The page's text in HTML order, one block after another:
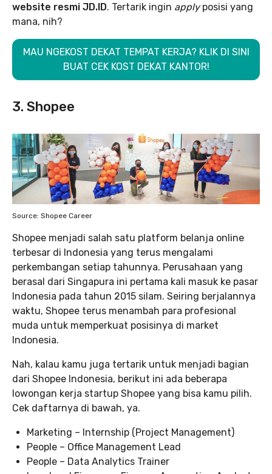
website resmi JD.ID. Tertarik ingin applyposisi yang
mana, nih?
MAU NGEKOST DEKAT TEMPAT KERJA? KLIK DI SINI
BUAT CEK KOST DEKAT KANTOR!
3. Shopee
Source: Shopee Career
Shopee menjadi salah satu platform belanja online
terbesar di Indonesia yang terus mengalami
perkembangan setiap tahunnya. Perusahaan yang
berasal dari Singapura ini pertama kali masuk ke pasar
Indonesia pada tahun 2015 silam. Seiring berjalannya
waktu, Shopee terus menambah para profesional
muda untuk memperkuat posisinya di market
Indonesia.
Nah, kalau kamu juga tertarik untuk menjadi bagian
dari Shopee Indonesia, berikut ini ada beberapa
lowongan kerja startup Shopee yang bisa kamu pilih.
Cek daftarnya di bawah, ya.
Marketing – Internship (Project Management)
People – Office Management Lead
People – Data Analytics Trainer